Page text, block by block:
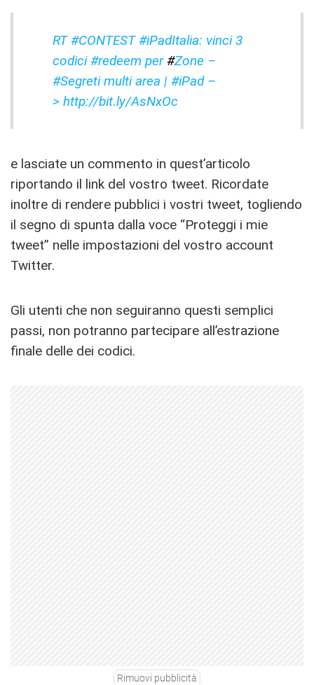
RT #CONTEST #iPadItalia: vinci 3
codici #redeem per#Zone –
#Segreti multi area | #iPad –
> http://bit.ly/AsNxOc
e lasciate un commento in quest’articolo
riportando il link del vostro tweet. Ricordate
inoltre di rendere pubblici i vostri tweet, togliendo
il segno di spunta dalla voce “Proteggi i mie
tweet” nelle impostazioni del vostro account
Twitter.
Gli utenti che non seguiranno questi semplici
passi, non potranno partecipare all’estrazione
finale delle dei codici.
Rimuovi pubblicità